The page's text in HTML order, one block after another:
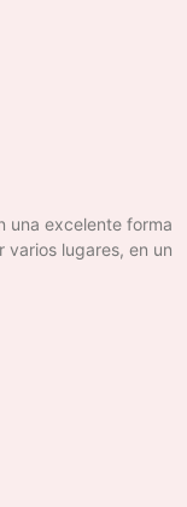
una excelente forma
varios lugares, en un